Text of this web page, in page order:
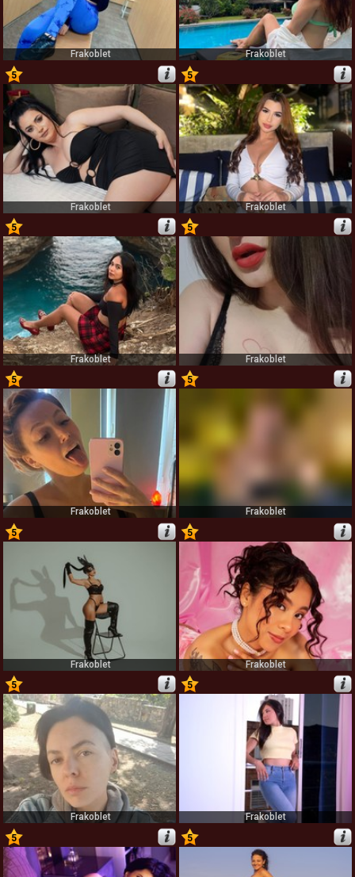
Frakoblet
Frakoblet
5
61
Frakoblet
5
62
Frakoblet
5
63
Frakoblet
5
64
Frakoblet
5
65
Frakoblet
5
Frakoblet
5
Frakoblet
5
Frakoblet
5
69
Frakoblet
5
Frakoblet
5
71
5